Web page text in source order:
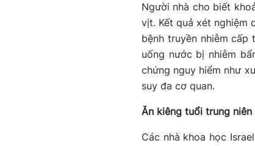
Người nhà cho biết
vịt. Kết quả xét nghiệm
bệnh truyền nhiễm cấp
uống nước bị nhiễm
chứng nguy hiểm như
suy đa cơ quan.
Ăn kiêng tuổi trung
Các nhà khoa học